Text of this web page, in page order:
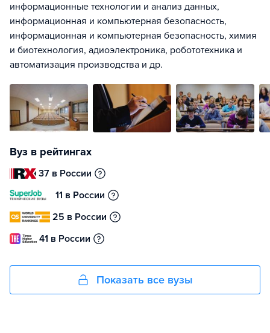
информационные технологии и анализ данных,
информационная и компьютерная безопасность,
информационная и компьютерная безопасность, химия
и биотехнология, адиоэлектроника, робототехника и
автоматизация производства и др.
Вуз в рейтингах
37 в России
11 в России
25 в России
41 в России
Показать все вузы